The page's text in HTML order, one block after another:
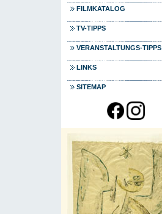
FILMKATALOG
TV-TIPPS
VERANSTALTUNGS-TIPPS
LINKS
SITEMAP